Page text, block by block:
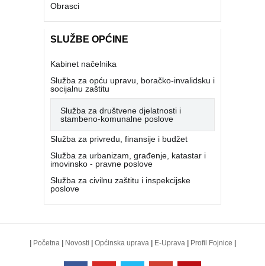
Obrasci
SLUŽBE OPĆINE
Kabinet načelnika
Služba za opću upravu, boračko-invalidsku i
socijalnu zaštitu
Služba za društvene djelatnosti i
stambeno-komunalne poslove
Služba za privredu, finansije i budžet
Služba za urbanizam, građenje, katastar i
imovinsko - pravne poslove
Služba za civilnu zaštitu i inspekcijske
poslove
| Početna | Novosti | Općinska uprava | E-Uprava | Profil Fojnice |